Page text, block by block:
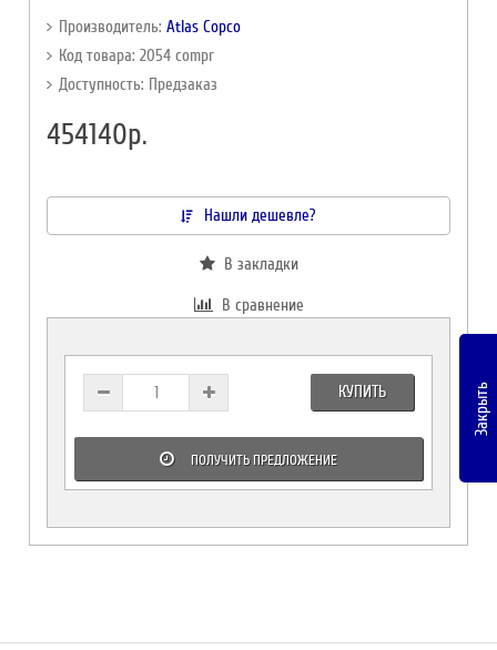
Производитель:Atlas Copco
Код товара: 2054 compr
Доступность: Предзаказ
454140р.
Нашли дешевле?
В закладки
В сравнение
КУПИТЬ
ПОЛУЧИТЬ ПРЕДЛОЖЕНИЕ
Закрыть